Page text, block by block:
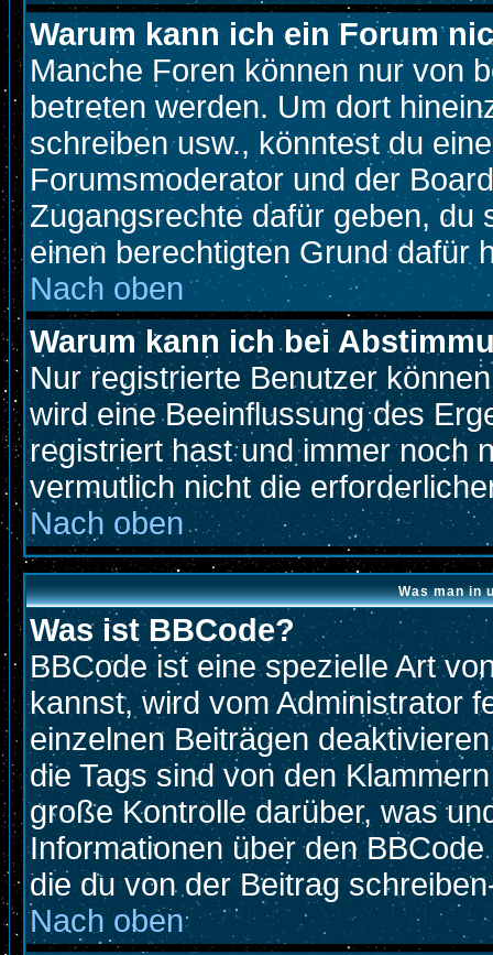
Warum kann ich ein Forum
Manche Foren können nur von
betreten werden. Um dort
schreiben usw., könntest du
Forumsmoderator und der
Zugangsrechte dafür geben, du
einen berechtigten Grund dafür
Nach oben
Warum kann ich bei
Nur registrierte Benutzer
wird eine Beeinflussung des
registriert hast und immer noch
vermutlich nicht die
Nach oben
Was man in
Was ist BBCode?
BBCode ist eine spezielle Art
kannst, wird vom Administrator
einzelnen Beiträgen
die Tags sind von den
große Kontrolle darüber, was
Informationen über den
die du von der Beitrag
Nach oben